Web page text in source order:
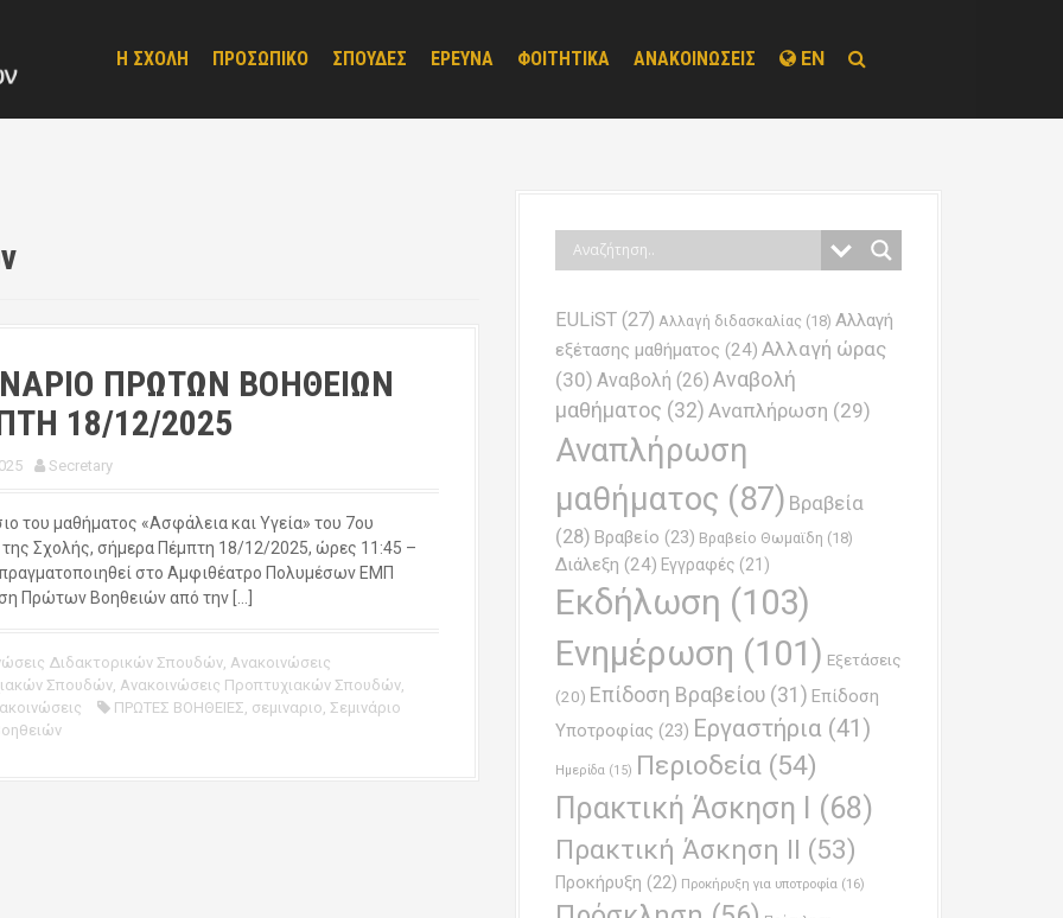
Η ΣΧΟΛΗ ΠΡΟΣΩΠΙΚΟ ΣΠΟΥΔΕΣ ΕΡΕΥΝΑ ΦΟΙΤΗΤΙΚΑ ΑΝΑΚΟΙΝΩΣΕΙΣ EN
ΠΡΩΤΩΝ ΒΟΗΘΕΙΩΝ
18/12/2025
Secretary
του μαθήματος «Ασφάλεια και Υγεία» του 7ου
της Σχολής, σήμερα Πέμπτη 18/12/2025, ώρες 11:45 –
στο Αμφιθέατρο Πολυμέσων ΕΜΠ
Πρώτων Βοηθειών από την […]
Διδακτορικών Σπουδών Ανακοινώσεις
Σπουδών Ανακοινώσεις Προπτυχιακών Σπουδών
ΠΡΩΤΕΣ ΒΟΗΘΕΙΕΣ σεμιναριο Σεμινάριο
EULiST (27) Αλλαγή διδασκαλίας (18) Αλλαγή
εξέτασης μαθήματος (24) Αλλαγή ώρας
(30) Αναβολή (26) Αναβολή
μαθήματος (32) Αναπλήρωση (29)
Αναπλήρωση
μαθήματος (87) Βραβεία
(28) Βραβείο (23) Βραβείο Θωμαϊδη (18)
Διάλεξη (24) Εγγραφές (21)
Εκδήλωση (103)
Ενημέρωση (101) Εξετάσεις
(20) Επίδοση Βραβείου (31) Επίδοση
Υποτροφίας (23) Εργαστήρια (41)
Ημερίδα (15) Περιοδεία (54)
Πρακτική Άσκηση Ι (68)
Πρακτική Άσκηση ΙΙ (53)
Προκήρυξη (22) Προκήρυξη για υποτροφία (16)